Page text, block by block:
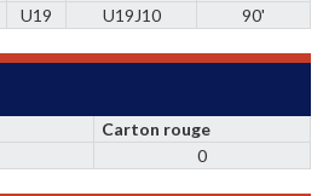
U19 U19J10 90'
Carton rouge
0